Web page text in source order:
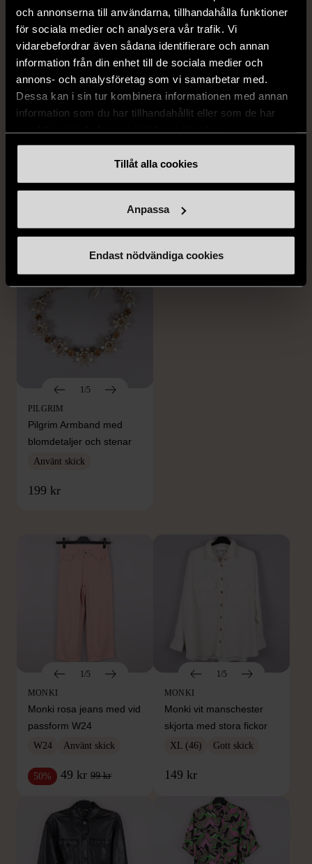
och annonserna till användarna, tillhandahålla funktioner
för sociala medier och analysera vår trafik. Vi
vidarebefordrar även sådana identifierare och annan
information från din enhet till de sociala medier och
annons- och analysföretag som vi samarbetar med.
Dessa kan i sin tur kombinera informationen med annan
information som du har tillhandahållit eller som de har
Tillåt alla cookies
Anpassa
Endast nödvändiga cookies
OKÄNT MÄRKE
Örhängen i sterlingsilver
med spikberlocker
399 kr
OKÄNT MÄRKE
Armband med färgglada
kulor
69 kr
1/5
PILGRIM
Pilgrim Armband med
blomdetaljer och stenar
Använt skick
199 kr
FRÅN SAMMA VARUMÄRKE
1/5
MONKI
Monki rosa jeans med vid
passform W24
W24 Använt skick
50% 49 kr 99 kr
1/5
MONKI
Monki vit manschester
skjorta med stora fickor
XL (46) Gott skick
149 kr